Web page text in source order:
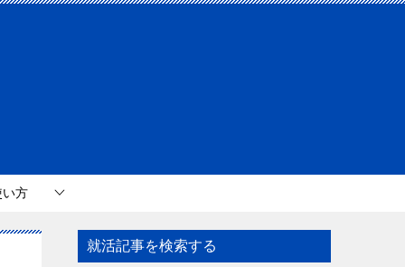
い方
就活記事を検索する